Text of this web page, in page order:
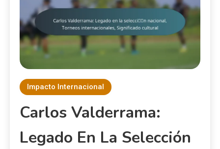
Impacto Internacional
Carlos Valderrama:
Legado En La Selección